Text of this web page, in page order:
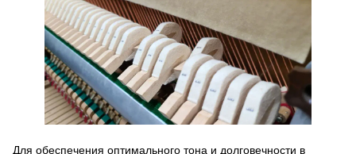
Для обеспечения оптимального тона и долговечности в